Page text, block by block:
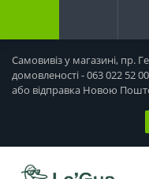
Самовивіз у магазині, пр.
домовленості - 063 022 52 00
або відправка Новою